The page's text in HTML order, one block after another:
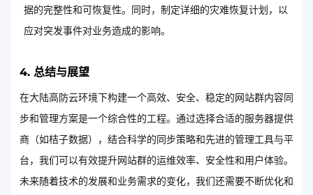
据的完整性和可恢复性。同时，制定详细的灾难恢复计划，以
应对突发事件对业务造成的影响。
4. 总结与展望
在大陆高防云环境下构建一个高效、安全、稳定的网站群内容同
步和管理方案是一个综合性的工程。通过选择合适的服务器提供
商（如桔子数据），结合科学的同步策略和先进的管理工具与平
台，我们可以有效提升网站群的运维效率、安全性和用户体验。
未来随着技术的发展和业务需求的变化，我们还需要不断优化和